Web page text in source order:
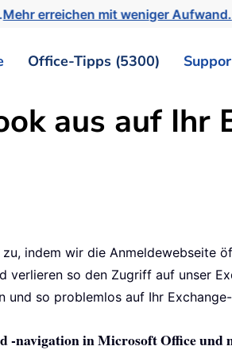
Mehr erreichen mit weniger Aufwand.
Office-Tipps (5300)
aus auf Ihr
indem wir die Anmeldewebseite
verlieren so den Zugriff auf unser
so problemlos auf Ihr
navigation in Microsoft Office und